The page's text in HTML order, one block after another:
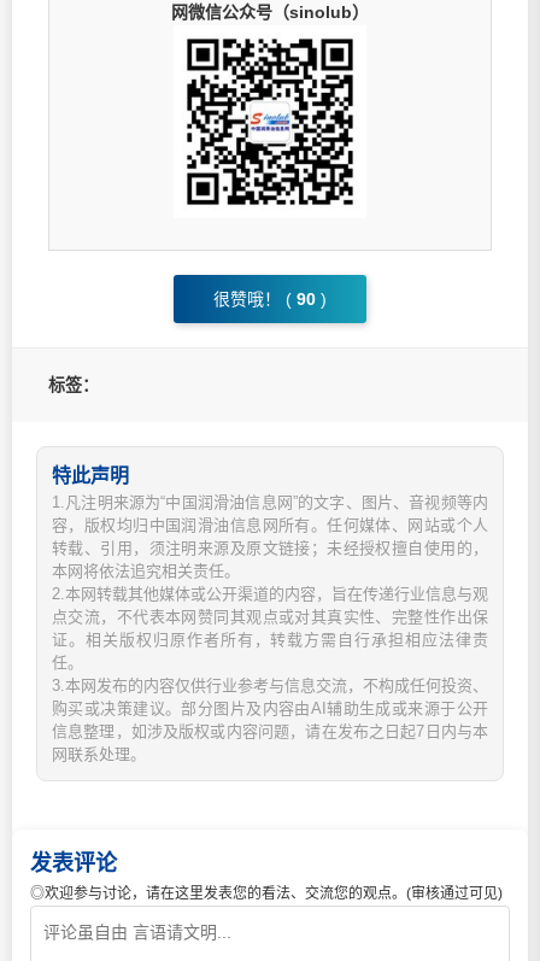
网微信公众号（sinolub）
很赞哦！ ( 90 )
标签：
特此声明
1.凡注明来源为“中国润滑油信息网”的文字、图片、音视频等内
容，版权均归中国润滑油信息网所有。任何媒体、网站或个人
转载、引用，须注明来源及原文链接；未经授权擅自使用的，
本网将依法追究相关责任。
2.本网转载其他媒体或公开渠道的内容，旨在传递行业信息与观
点交流，不代表本网赞同其观点或对其真实性、完整性作出保
证。相关版权归原作者所有，转载方需自行承担相应法律责
任。
3.本网发布的内容仅供行业参考与信息交流，不构成任何投资、
购买或决策建议。部分图片及内容由AI辅助生成或来源于公开
信息整理，如涉及版权或内容问题，请在发布之日起7日内与本
网联系处理。
发表评论
◎欢迎参与讨论，请在这里发表您的看法、交流您的观点。(审核通过可见)